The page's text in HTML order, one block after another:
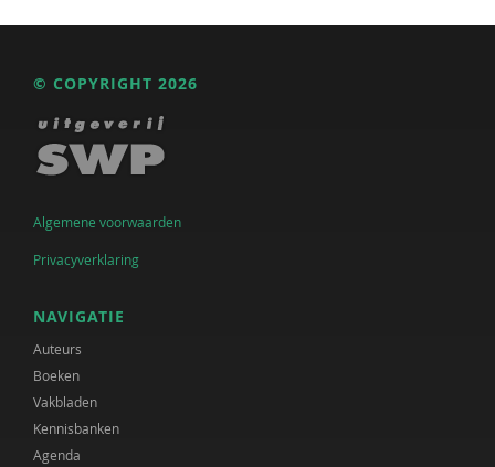
© COPYRIGHT 2026
Algemene voorwaarden
Privacyverklaring
NAVIGATIE
Auteurs
Boeken
Vakbladen
Kennisbanken
Agenda